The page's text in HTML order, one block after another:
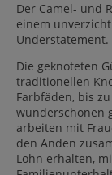
Der Camel- und
einem
Understatement.
Die geknoteten
traditionellen
Farbfäden, bis
wunderschönen
arbeiten mit
den Anden
Lohn erhalten,